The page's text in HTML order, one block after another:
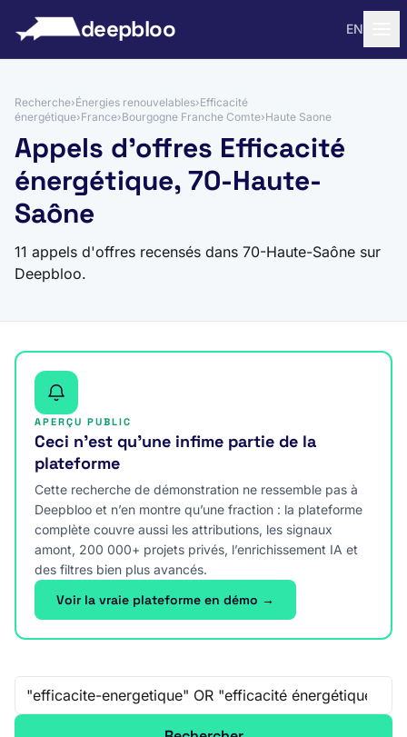
deepbloo EN
Recherche›Énergies renouvelables›Efficacité
énergétique›France›Bourgogne Franche Comte›Haute Saone
Appels d'offres Efficacité
énergétique, 70-Haute-
Saône
11 appels d'offres recensés dans 70-Haute-Saône sur
Deepbloo.
APERÇU PUBLIC
Ceci n’est qu’une infime partie de la
plateforme
Cette recherche de démonstration ne ressemble pas à
Deepbloo et n’en montre qu’une fraction : la plateforme
complète couvre aussi les attributions, les signaux
amont, 200 000+ projets privés, l’enrichissement IA et
des filtres bien plus avancés.
Voir la vraie plateforme en démo →
Recherche libre